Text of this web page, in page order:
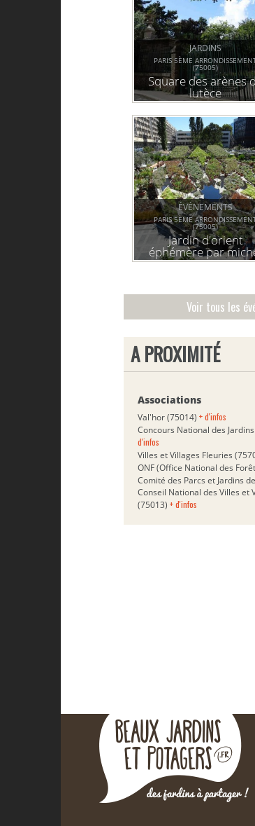
JARDINS
PARIS 5ÈME
(75005)
Square des arènes
lutèce
ÉVÉNEMENTS
PARIS 5ÈME
(75005)
Jardin d'orient
éphémère par
péna
Voir tous les
A PROXIMITÉ
Associations
Val'hor (75014) + d'infos
Concours National des
d'infos
Villes et Villages Fleuries
ONF (Office National des
Comité des Parcs et Jardins
Conseil National des Villes et
(75013) + d'infos